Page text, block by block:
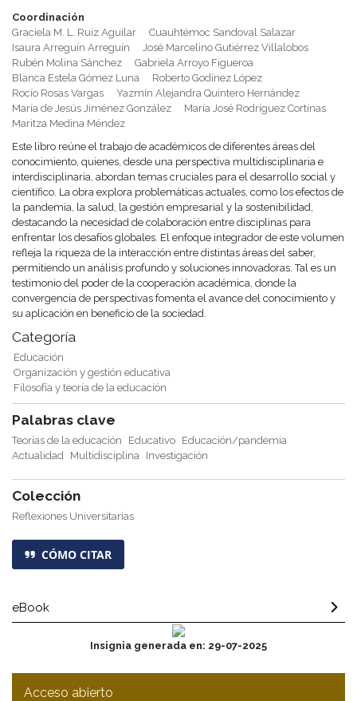
Coordinación
Graciela M. L. Ruiz Aguilar
Cuauhtémoc Sandoval Salazar
Isaura Arreguín Arreguín
José Marcelino Gutiérrez Villalobos
Rubén Molina Sánchez
Gabriela Arroyo Figueroa
Blanca Estela Gómez Luna
Roberto Godínez López
Rocío Rosas Vargas
Yazmín Alejandra Quintero Hernández
María de Jesús Jiménez González
María José Rodríguez Cortinas
Maritza Medina Méndez
Este libro reúne el trabajo de académicos de diferentes áreas del
conocimiento, quienes, desde una perspectiva multidisciplinaria e
interdisciplinaria, abordan temas cruciales para el desarrollo social y
científico. La obra explora problemáticas actuales, como los efectos de
la pandemia, la salud, la gestión empresarial y la sostenibilidad,
destacando la necesidad de colaboración entre disciplinas para
enfrentar los desafíos globales. El enfoque integrador de este volumen
refleja la riqueza de la interacción entre distintas áreas del saber,
permitiendo un análisis profundo y soluciones innovadoras. Tal es un
testimonio del poder de la cooperación académica, donde la
convergencia de perspectivas fomenta el avance del conocimiento y
su aplicación en beneficio de la sociedad.
Categoría
Educación
Organización y gestión educativa
Filosofía y teoría de la educación
Palabras clave
Teorías de la educación Educativo Educación/pandemia
Actualidad
Multidisciplina Investigación
Colección
Reflexiones Universitarias
CÓMO CITAR
eBook
Insignia generada en: 29-07-2025
Acceso abierto